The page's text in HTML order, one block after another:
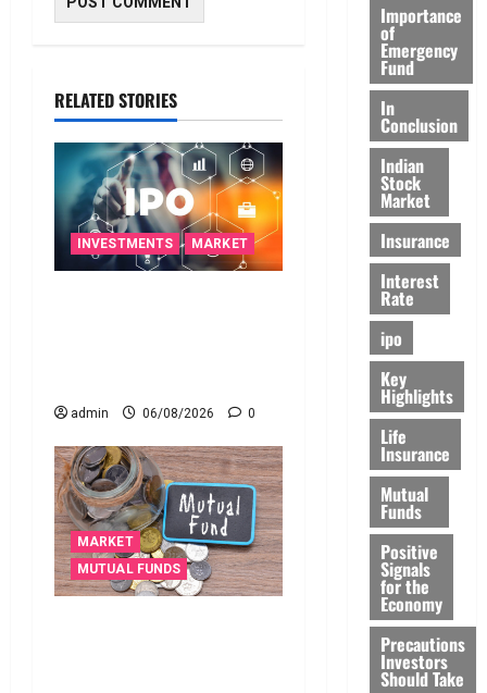
RELATED STORIES
INVESTMENTS MARKET
admin 06/08/2026 0
MARKET
MUTUAL FUNDS
Importance
of
Emergency
Fund
In
Conclusion
Indian
Stock
Market
Insurance
Interest
Rate
ipo
Key
Highlights
Life
Insurance
Mutual
Funds
Positive
Signals
for the
Economy
Precautions
Investors
Should Take